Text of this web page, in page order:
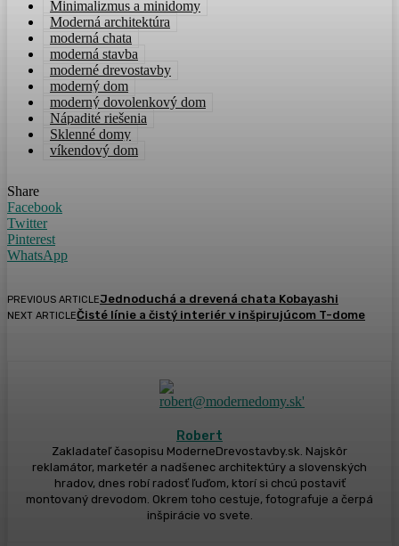
Minimalizmus a minidomy
Moderná architektúra
moderná chata
moderná stavba
moderné drevostavby
moderný dom
moderný dovolenkový dom
Nápadité riešenia
Sklenné domy
víkendový dom
Share
Facebook
Twitter
Pinterest
WhatsApp
PREVIOUS ARTICLEJednoduchá a drevená chata Kobayashi
NEXT ARTICLEČisté línie a čistý interiér v inšpirujúcom T-dome
Robert
Zakladateľ časopisu ModerneDrevostavby.sk. Najskôr
reklamátor, marketér a nadšenec architektúry a slovenských
hradov, dnes robí radosť ľuďom, ktorí si chcú postaviť
montovaný drevodom. Okrem toho cestuje, fotografuje a čerpá
inšpirácie vo svete.